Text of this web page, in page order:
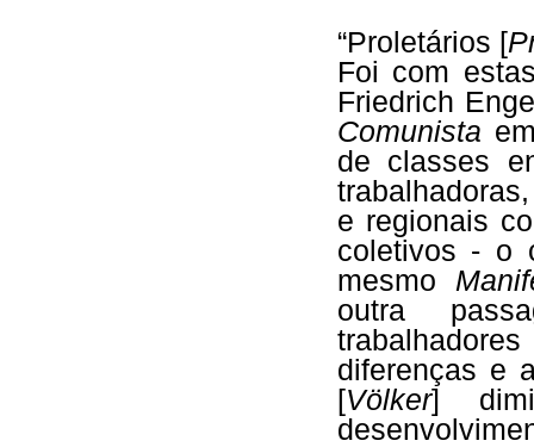
“Proletários [
Foi com
Friedrich
Comunista
de classes
e regionais
coletivos - o
mesmo
outra
diferenças e
[Völker]